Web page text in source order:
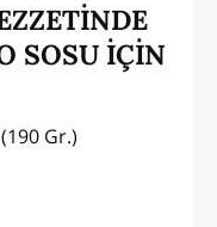
SOSU İÇİN
Gr.)